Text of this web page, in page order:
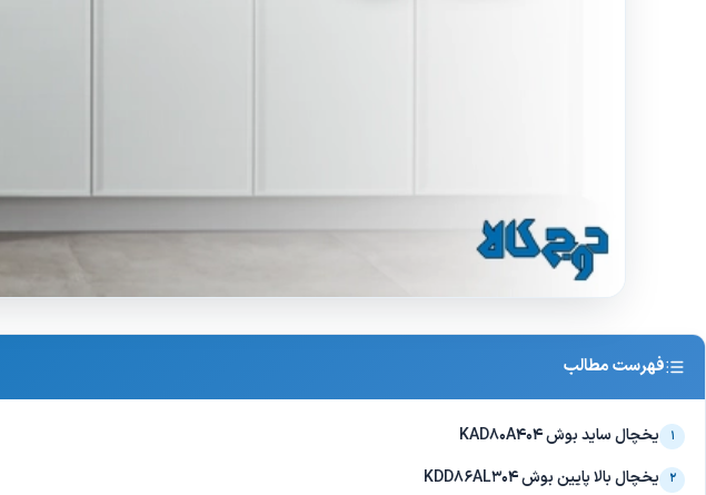
فهرست مطالب
۱ یخچال ساید بوش KAD80A404
۲ یخچال بالا پایین بوش KDD86AL304